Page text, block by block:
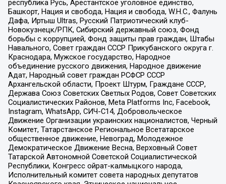
республика Русь, Арестантское уголовное единство,
Башкорт, Нация и свобода, Нация и свобода, W.H.С., Фалунь
Дафа, Иртыш Ultras, Русский Патриотический клуб-
Новокузнецк/РПК, Сибирский державный союз, Фонд
борьбы с коррупцией, Фонд защиты прав граждан, Штабы
Навального, Совет граждан СССР Прикубанского округа г.
Краснодара, Мужское государство, Народное
объединение русского движения, Народное движение
Адат, Народный совет граждан РСФСР СССР
Архангельской области, Проект Штурм, Граждане СССР,
Держава Союз Советских Светлых Родов, Совет Советских
Социалистических Районов, Meta Platforms Inc, Facebook,
Instagram, WhatsApp, СИЧ-С14, Добровольческое
Движение Организации украинских националистов, Черный
Комитет, Татарстанское Региональное Всетатарское
общественное движение, Невоград, Молодежное
Демократическое Движение Весна, Верховный Совет
Татарской Автономной Советской Социалистической
Республики, Конгресс ойрат-калмыцкого народа,
Исполнительный комитет совета народных депутатов